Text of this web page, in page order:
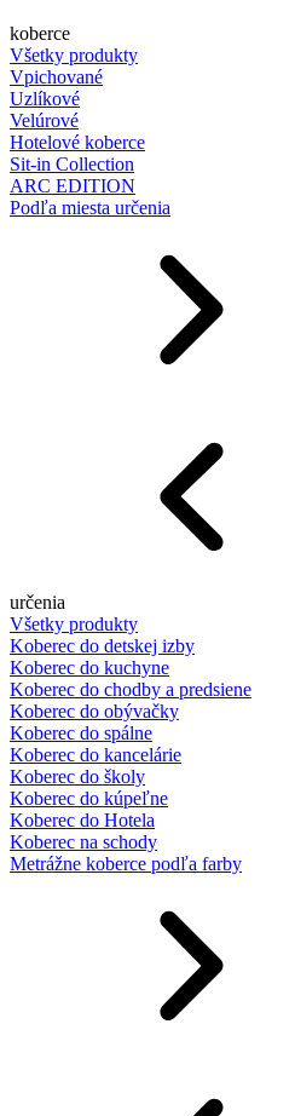
koberce
Všetky produkty
Vpichované
Uzlíkové
Velúrové
Hotelové koberce
Sit-in Collection
ARC EDITION
Podľa miesta určenia
určenia
Všetky produkty
Koberec do detskej izby
Koberec do kuchyne
Koberec do chodby a predsiene
Koberec do obývačky
Koberec do spálne
Koberec do kancelárie
Koberec do školy
Koberec do kúpeľne
Koberec do Hotela
Koberec na schody
Metrážne koberce podľa farby